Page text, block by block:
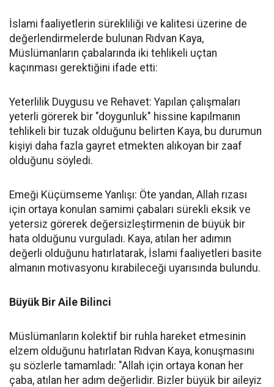
İslami faaliyetlerin sürekliliği ve kalitesi üzerine de
değerlendirmelerde bulunan Rıdvan Kaya,
Müslümanların çabalarında iki tehlikeli uçtan
kaçınması gerektiğini ifade etti:
Yeterlilik Duygusu ve Rehavet: Yapılan çalışmaları
yeterli görerek bir "doygunluk" hissine kapılmanın
tehlikeli bir tuzak olduğunu belirten Kaya, bu durumun
kişiyi daha fazla gayret etmekten alıkoyan bir zaaf
olduğunu söyledi.
Emeği Küçümseme Yanlışı: Öte yandan, Allah rızası
için ortaya konulan samimi çabaları sürekli eksik ve
yetersiz görerek değersizleştirmenin de büyük bir
hata olduğunu vurguladı. Kaya, atılan her adımın
değerli olduğunu hatırlatarak, İslami faaliyetleri basite
almanın motivasyonu kırabileceği uyarısında bulundu.
Büyük Bir Aile Bilinci
Müslümanların kolektif bir ruhla hareket etmesinin
elzem olduğunu hatırlatan Rıdvan Kaya, konuşmasını
şu sözlerle tamamladı: "Allah için ortaya konan her
çaba, atılan her adım değerlidir. Bizler büyük bir aileyiz